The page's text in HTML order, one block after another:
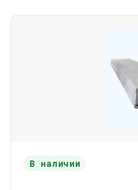
В наличии